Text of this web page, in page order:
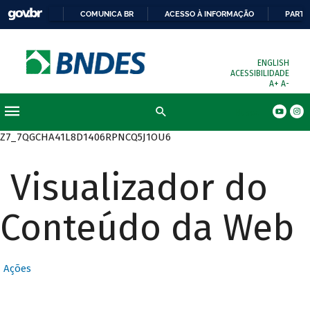
COMUNICA BR ACESSO À INFORMAÇÃO
ENGLISH
ACESSIBILIDADE
A+ A-
Z7_7QGCHA41L8D1406RPNCQ5J1OU6
Visualizador do
Conteúdo da Web
Ações